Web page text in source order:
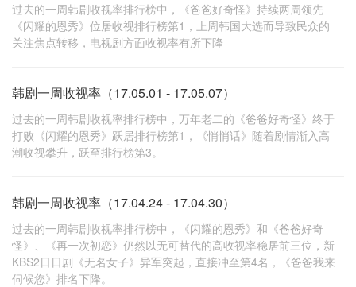
过去的一周韩剧收视率排行榜中，《爸爸好奇怪》持续两周领先
《闪耀的恩秀》位居收视排行榜第1，上周韩国大选而导致民众的
关注焦点转移，电视剧方面收视率有所下降
韩剧一周收视率（17.05.01 - 17.05.07）
过去的一周韩剧收视率排行榜中，万年老二的《爸爸好奇怪》终于
打败《闪耀的恩秀》跃居排行榜第1，《悄悄话》随着剧情渐入高
潮收视攀升，跃至排行榜第3。
韩剧一周收视率（17.04.24 - 17.04.30）
过去的一周韩剧收视率排行榜中，《闪耀的恩秀》和《爸爸好奇
怪》、《再一次初恋》仍然以无可替代的高收视率稳居前三位，新
KBS2日日剧《无名女子》异军突起，直接冲至第4名，《爸爸我来
伺候您》排名下降。